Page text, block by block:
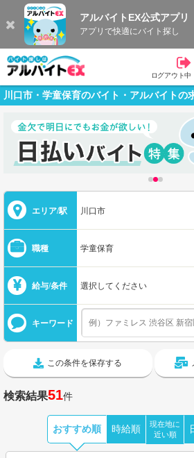
アルバイトEX公式アプリ
アプリで快適にバイト探し
ログアウト中
川口市・学童保育のバイト・アルバイトの
エリア/駅 川口市
職種 学童保育
給与/条件 選択してください
キーワード
この条件を保存する
検索結果51件
おすすめ順 時給順
現在地に
近い順